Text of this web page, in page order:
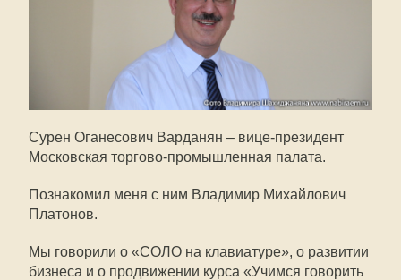
Сурен Оганесович Варданян – вице-президент
Московская торгово-промышленная палата.
Познакомил меня с ним Владимир Михайлович
Платонов.
Мы говорили о «СОЛО на клавиатуре», о развитии
бизнеса и о продвижении курса «Учимся говорить